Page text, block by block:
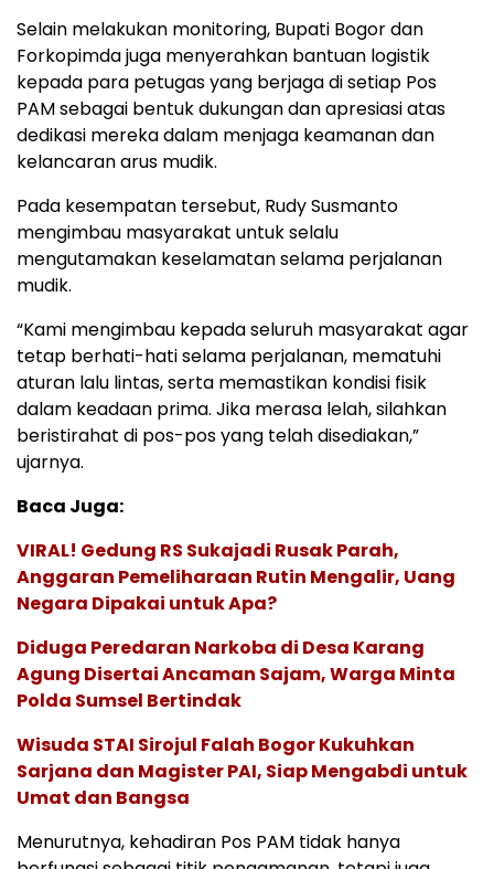
Selain melakukan monitoring, Bupati Bogor dan
Forkopimda juga menyerahkan bantuan logistik
kepada para petugas yang berjaga di setiap Pos
PAM sebagai bentuk dukungan dan apresiasi atas
dedikasi mereka dalam menjaga keamanan dan
kelancaran arus mudik.
Pada kesempatan tersebut, Rudy Susmanto
mengimbau masyarakat untuk selalu
mengutamakan keselamatan selama perjalanan
mudik.
“Kami mengimbau kepada seluruh masyarakat agar
tetap berhati-hati selama perjalanan, mematuhi
aturan lalu lintas, serta memastikan kondisi fisik
dalam keadaan prima. Jika merasa lelah, silahkan
beristirahat di pos-pos yang telah disediakan,”
ujarnya.
Baca Juga:
VIRAL! Gedung RS Sukajadi Rusak Parah,
Anggaran Pemeliharaan Rutin Mengalir, Uang
Negara Dipakai untuk Apa?
Diduga Peredaran Narkoba di Desa Karang
Agung Disertai Ancaman Sajam, Warga Minta
Polda Sumsel Bertindak
Wisuda STAI Sirojul Falah Bogor Kukuhkan
Sarjana dan Magister PAI, Siap Mengabdi untuk
Umat dan Bangsa
Menurutnya, kehadiran Pos PAM tidak hanya